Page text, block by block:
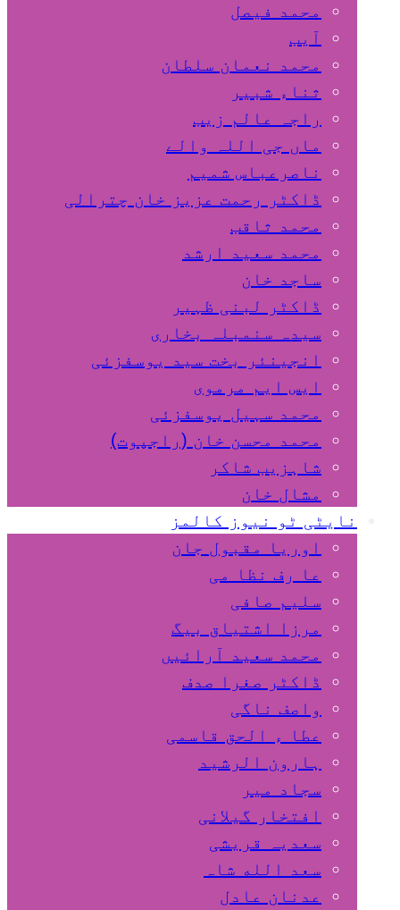
محمد فیصل
آیب
محمد نعمان سلطان
ثناء شبیر
راجہ عالم زیب
ماں جی اللہ والے
ناصرعباس شمیم
ڈاکٹر رحمت عزیز خان چترالی
محمد ثاقب
محمد سعید ارشد
ساجد خان
ڈاکٹر لبنی ظہیر
سیدہ سنمبلہ بخاری
انجینئر بخت سید یوسفزئی
ایس ایم مرموی
محمد سہیل یوسفزئی
محمد محسن خان (راجپوت)
شاہزیب شاکر
مشال خان
نایٹی ٹو نیوز کالمز
اوریا مقبول جان
عا رف نظا می
سلیم صافی
مرزا اشتیاق بیگ
محمد سعید آرائیں
ڈاکٹر صغرا صدف
واصف ناگی
عطا ء الحق قاسمی
ہارون الرشید
سجاد میر
افتخار گیلانی
سعدیہ قریشی
سعد الله شاہ
عدنان عادل